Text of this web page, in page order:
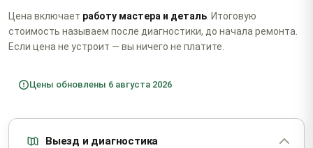
Цена включает работу мастера и деталь . Итоговую
стоимость называем после диагностики, до начала ремонта.
Если цена не устроит — вы ничего не платите.
Цены обновлены 6 августа 2026
Выезд и диагностика